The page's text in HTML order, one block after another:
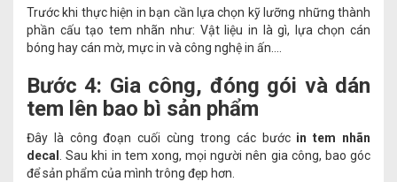
Trước khi thực hiện in bạn cần lựa chọn kỹ lưỡng những thành
phần cấu tạo tem nhãn như: Vật liệu in là gì, lựa chọn cán
bóng hay cán mờ, mực in và công nghệ in ấn….
Bước 4: Gia công, đóng gói và dán
tem lên bao bì sản phẩm
Đây là công đoạn cuối cùng trong các bướcin tem nhãn
decal
. Sau khi in tem xong, mọi người nên gia công, bao góc
để sản phẩm của mình trông đẹp hơn.